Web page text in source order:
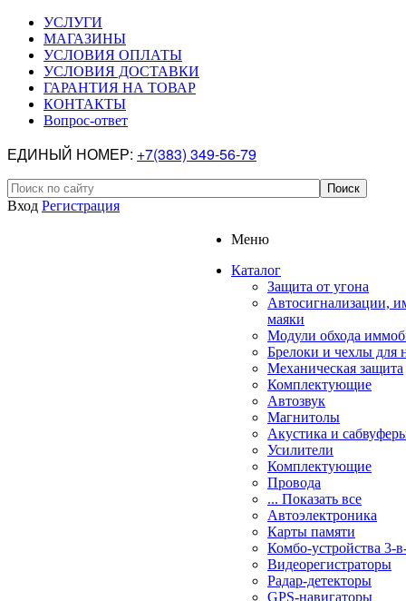
УСЛУГИ
МАГАЗИНЫ
УСЛОВИЯ ОПЛАТЫ
УСЛОВИЯ ДОСТАВКИ
ГАРАНТИЯ НА ТОВАР
КОНТАКТЫ
Вопрос-ответ
ЕДИНЫЙ НОМЕР: +7(383) 349-56-79
Вход Регистрация
Меню
Каталог
Защита от угона
Автосигнализации,
маяки
Модули обхода
Брелоки и чехлы для
Механическая защита
Комплектующие
Автозвук
Магнитолы
Акустика и
Усилители
Комплектующие
Провода
... Показать все
Автоэлектроника
Карты памяти
Комбо-устройства 3-
Видеорегистраторы
Радар-детекторы
GPS-навигаторы